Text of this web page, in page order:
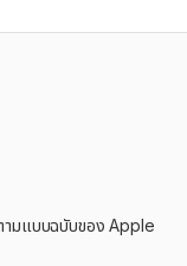
ามแบบฉบับของ Apple